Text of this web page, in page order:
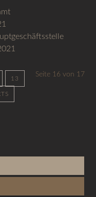
Seite 16 von 17
13